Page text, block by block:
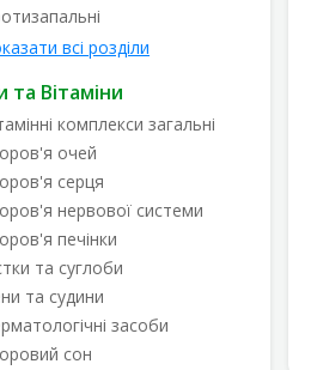
всі розділи
та Вітаміни
комплекси загальні
очей
серця
нервової системи
печінки
та суглоби
та судини
засоби
сон